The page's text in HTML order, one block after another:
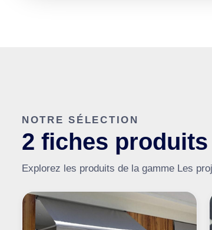
NOTRE SÉLECTION
2 fiches
Explorez les produits de la gamme Les